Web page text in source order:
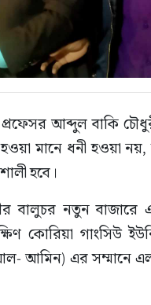
প্রফেসর আব্দুল বাকি
মানে ধনী হওয়া
হবে।
বালুচর নতুন বাজারে
কোরিয়া গাংসিউ
আমিন) এর সম্মানে